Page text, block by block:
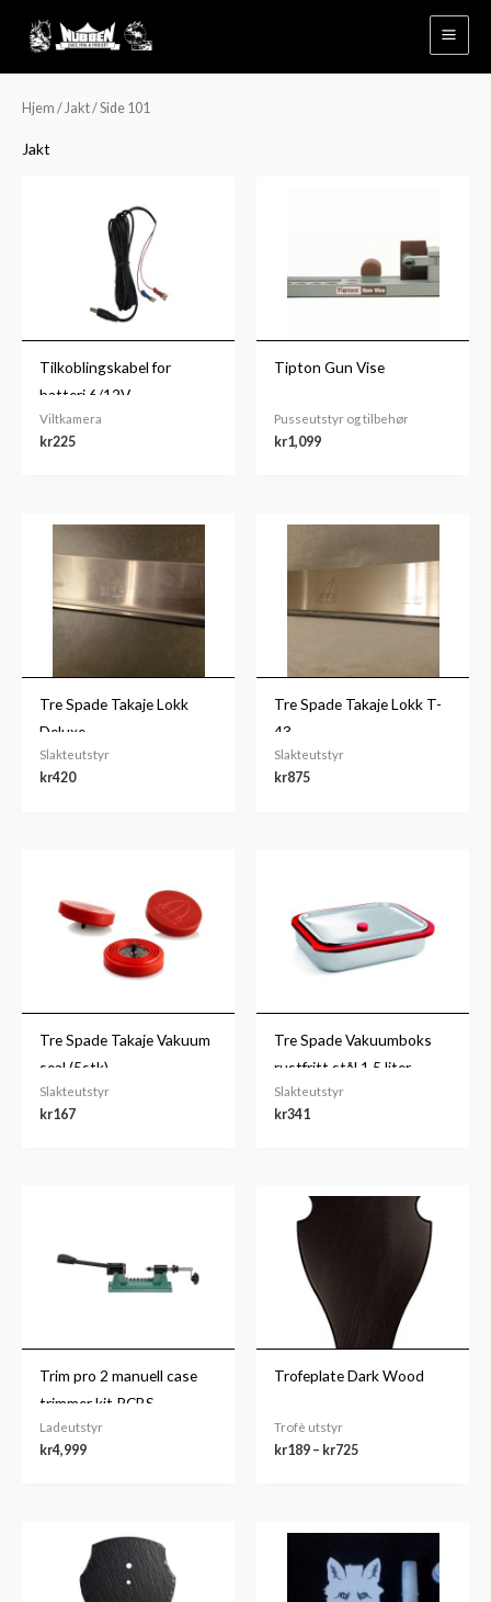
Hjem /Jakt/ Side 101
Jakt
Tilkoblingskabel for
batteri 6/12V
Viltkamera
kr225
Tipton Gun Vise
Pusseutstyr og tilbehør
kr1,099
Tre Spade Takaje Lokk
Deluxe
Slakteutstyr
kr420
Tre Spade Takaje Lokk T-
43
Slakteutstyr
kr875
Tre Spade Takaje Vakuum
seal (5stk)
Slakteutstyr
kr167
Tre Spade Vakuumboks
rustfritt stål 1,5 liter
Slakteutstyr
kr341
Trim pro 2 manuell case
trimmer kit RCBS
Ladeutstyr
kr4,999
Trofeplate Dark Wood
Trofè utstyr
kr189 – kr725
Prisområde: